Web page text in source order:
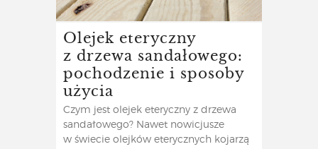
Olejek eteryczny
z drzewa sandałowego:
pochodzenie i sposoby
użycia
Czym jest olejek eteryczny z drzewa
sandałowego? Nawet nowicjusze
w świecie olejków eterycznych kojarzą